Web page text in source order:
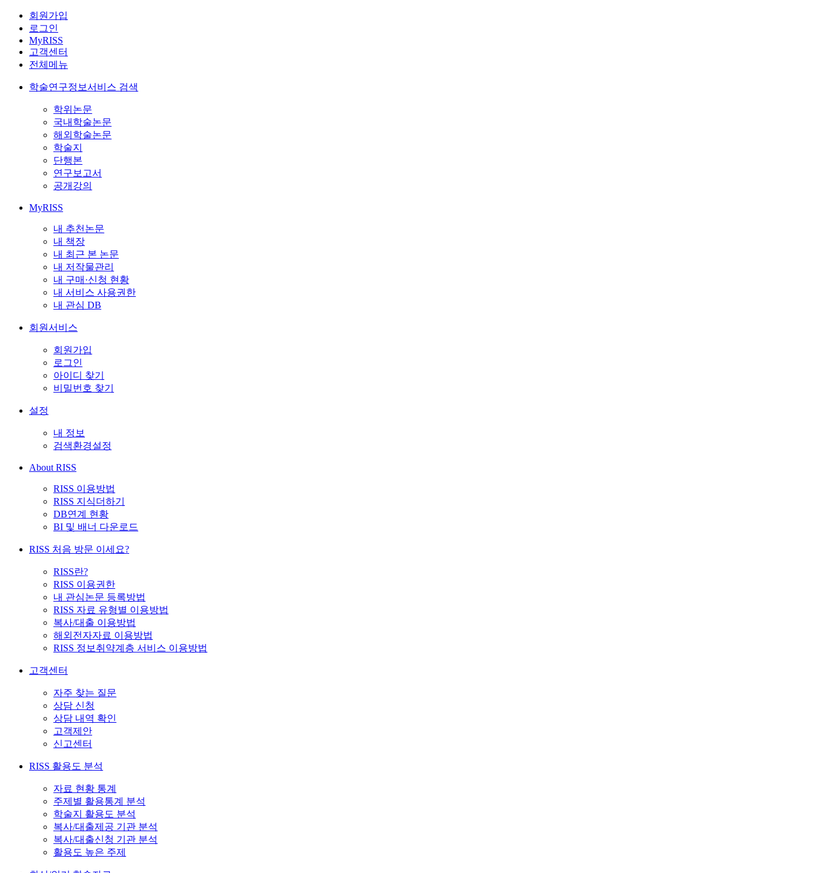
회원가입
로그인
MyRISS
고객센터
전체메뉴
학술연구정보서비스 검색
학위논문
국내학술논문
해외학술논문
학술지
단행본
연구보고서
공개강의
MyRISS
내 추천논문
내 책장
내 최근 본 논문
내 저작물관리
내 구매·신청 현황
내 서비스 사용권한
내 관심 DB
회원서비스
회원가입
로그인
아이디 찾기
비밀번호 찾기
설정
내 정보
검색환경설정
About RISS
RISS 이용방법
RISS 지식더하기
DB연계 현황
BI 및 배너 다운로드
RISS 처음 방문 이세요?
RISS란?
RISS 이용권한
내 관심논문 등록방법
RISS 자료 유형별 이용방법
복사/대출 이용방법
해외전자자료 이용방법
RISS 정보취약계층 서비스 이용방법
고객센터
자주 찾는 질문
상담 신청
상담 내역 확인
고객제안
신고센터
RISS 활용도 분석
자료 현황 통계
주제별 활용통계 분석
학술지 활용도 분석
복사/대출제공 기관 분석
복사/대출신청 기관 분석
활용도 높은 주제